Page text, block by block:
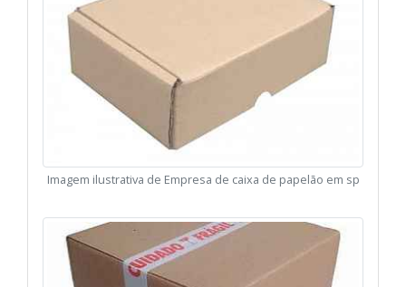
Imagem ilustrativa de Empresa de caixa de papelão em sp